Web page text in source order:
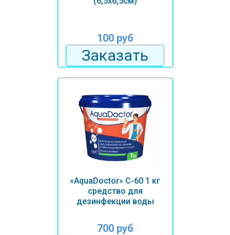
100 руб
Заказать
«AquaDoctor» C-60 1 кг
средство для
дезинфекции воды
700 руб